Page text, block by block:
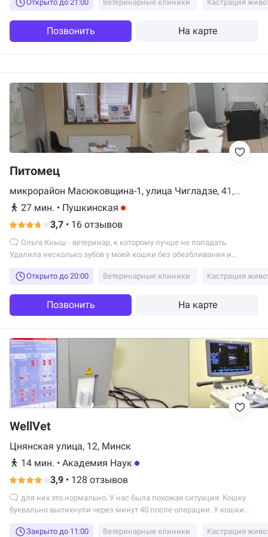
Открыто до 21:00 Ветеринарные клиники Кастрация
Позвонить На карте
Питомец
микрорайон Масюковщина-1, улица Чигладзе, 41,
Минск
27 мин. • Пушкинская
3,7 • 16 отзывов
Удалила несколько зубов у моей кошки без обезбливания и
не слышала. С каждым часом после этого ей становилось все хуже
капельницы результата не смогли дать. Через 4 дня 28.04.26. от
сильнейшего стресса и убитого сердечка, кошка в муках умерла.
Открыто до 20:00 Ветеринарные клиники Кастрация
Позвонить На карте
WellVet
Цнянская улица, 12, Минск
14 мин. • Академия Наук
3,9 • 128 отзывов
буквально выпихнули через минут 40 после операции. У кошки
обзебол не назначили. Перед операцией общий анализ не делали,
Закрыто до 11:00 Ветеринарные клиники Кастрация